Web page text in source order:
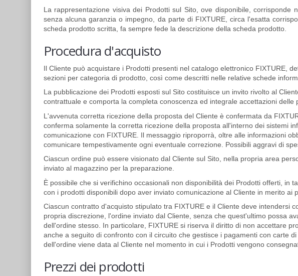
La rappresentazione visiva dei Prodotti sul Sito, ove disponibile,
senza alcuna garanzia o impegno, da parte di FIXTURE, circa l'esatta
scheda prodotto scritta, fa sempre fede la descrizione della scheda prodotto.
Procedura d'acquisto
Il Cliente può acquistare i Prodotti presenti nel catalogo elettronico FIXTURE,
sezioni per categoria di prodotto, così come descritti nelle relative schede
La pubblicazione dei Prodotti esposti sul Sito costituisce un invito rivolto al
contrattuale e comporta la completa conoscenza ed integrale accettazioni delle
L'avvenuta corretta ricezione della proposta del Cliente è confermata da
conferma solamente la corretta ricezione della proposta all'interno dei sistemi
comunicazione con FIXTURE. Il messaggio riproporrà, oltre alle informazioni
comunicare tempestivamente ogni eventuale correzione. Possibili aggravi di
Ciascun ordine può essere visionato dal Cliente sul Sito, nella propria area
inviato al magazzino per la preparazione.
È possibile che si verifichino occasionali non disponibilità dei Prodotti offerti,
con i prodotti disponibili dopo aver inviato comunicazione al Cliente in merito ai
Ciascun contratto d'acquisto stipulato tra FIXTURE e il Cliente deve intendersi
propria discrezione, l'ordine inviato dal Cliente, senza che quest'ultimo possa
dell'ordine stesso. In particolare, FIXTURE si riserva il diritto di non accettare
anche a seguito di confronto con il circuito che gestisce i pagamenti con carte
dell'ordine viene data al Cliente nel momento in cui i Prodotti vengono
Prezzi dei prodotti